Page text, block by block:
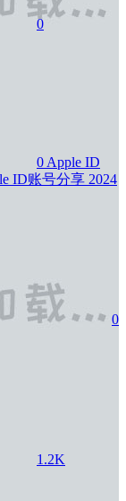
0
0 Apple ID
ID账号分享 2024
0
1.2K